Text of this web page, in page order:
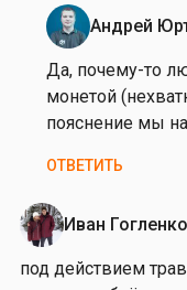
д
д
е
й
с
в
е
м
…
Андрей
Ответ
на
з
д
а
с
т
в
Да, почему-то
монетой
пояснение мы
ОТВЕТИТЬ
Иван
под действием